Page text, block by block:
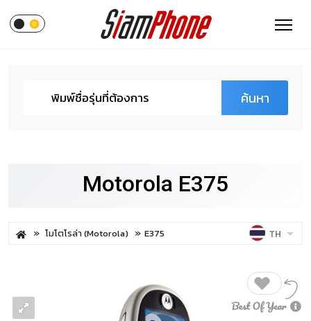
ค้นหา
Motorola E375
โมโตโรล่า (Motorola) E375 TH